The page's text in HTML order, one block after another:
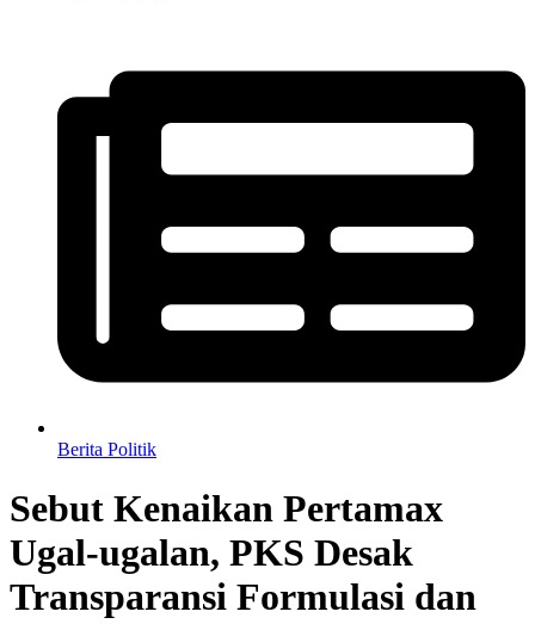
Berita Politik
Sebut Kenaikan Pertamax
Ugal-ugalan, PKS Desak
Transparansi Formulasi dan